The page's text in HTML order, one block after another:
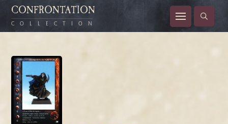
CONFRONTATION
COLLECTION